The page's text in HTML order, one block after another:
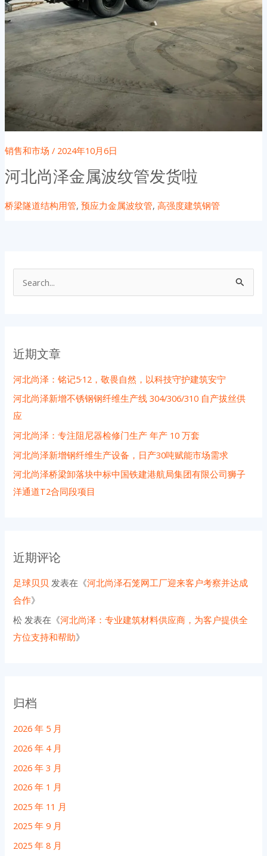
销售和市场 / 2024年10月6日
河北尚泽金属波纹管发货啦
桥梁隧道结构用管, 预应力金属波纹管, 高强度建筑钢管
近期文章
河北尚泽：铭记5·12，敬畏自然，以科技守护建筑安宁
河北尚泽新增不锈钢钢纤维生产线 304/306/310 自产拔丝供
应
河北尚泽：专注阻尼器检修门生产 年产 10 万套
河北尚泽新增钢纤维生产设备，日产30吨赋能市场需求
河北尚泽桥梁卸落块中标中国铁建港航局集团有限公司狮子
洋通道T2合同段项目
近期评论
足球贝贝 发表在《河北尚泽石笼网工厂迎来客户考察并达成
合作》
松 发表在《河北尚泽：专业建筑材料供应商，为客户提供全
方位支持和帮助》
归档
2026 年 5 月
2026 年 4 月
2026 年 3 月
2026 年 1 月
2025 年 11 月
2025 年 9 月
2025 年 8 月